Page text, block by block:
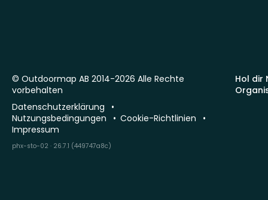
Hol dir
© Outdoormap AB 2014-2026 Alle Rechte
vorbehalten
Datenschutzerklärung
Nutzungsbedingungen
Cookie-Richtlinien
Impressum
phx-sto-02 · 26.7.1 (449747a8c)